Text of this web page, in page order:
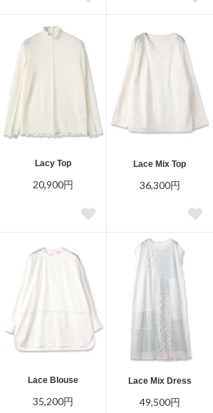
Lacy Top
20,900円
Lace Mix Top
36,300円
Lace Blouse
35,200円
Lace Mix Dress
49,500円